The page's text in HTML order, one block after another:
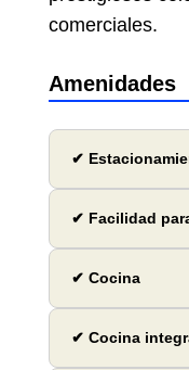
comerciales.
Amenidades
✔
✔ Facilidad
✔ Cocina
✔ Cocina